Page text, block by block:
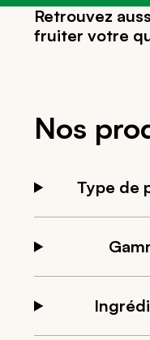
Retrouvez
fruiter votre
Nos
Type de